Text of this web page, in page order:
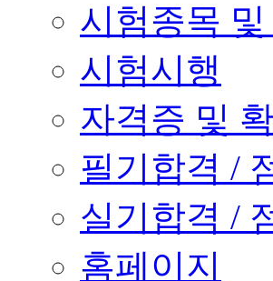
시험종목
시험시행
자격증 및
필기합격 /
실기합격 /
홈페이지